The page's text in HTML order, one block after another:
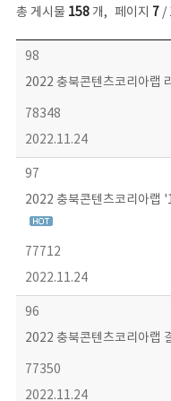
총 게시물 158개, 페이지 7 /
콘텐츠이슈 목록 - 번호, 제목, 작성자, 파일, 조회수, 작성일 정보 제공
98
2022 충북콘텐츠코리아랩
78348
2022.11.24
97
2022 충북콘텐츠코리아랩
77712
2022.11.24
96
2022 충북콘텐츠코리아랩
77350
2022.11.24